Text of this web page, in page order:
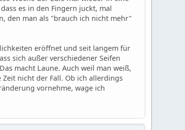
es in den Fingern juckt, mal
den man als "brauch ich nicht mehr"
eröffnet und seit langem für
sich außer verschiedener Seifen
macht Laune. Auch weil man weiß,
nicht der Fall. Ob ich allerdings
vornehme, wage ich